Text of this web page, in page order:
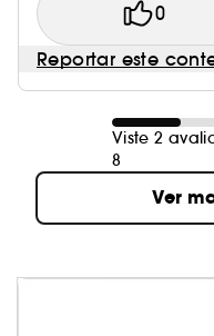
0
Reportar este
Viste 2
8
Ver